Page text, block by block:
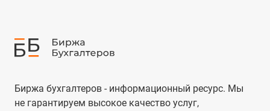
Биржа бухгалтеров - информационный ресурс. Мы
не гарантируем высокое качество услуг,